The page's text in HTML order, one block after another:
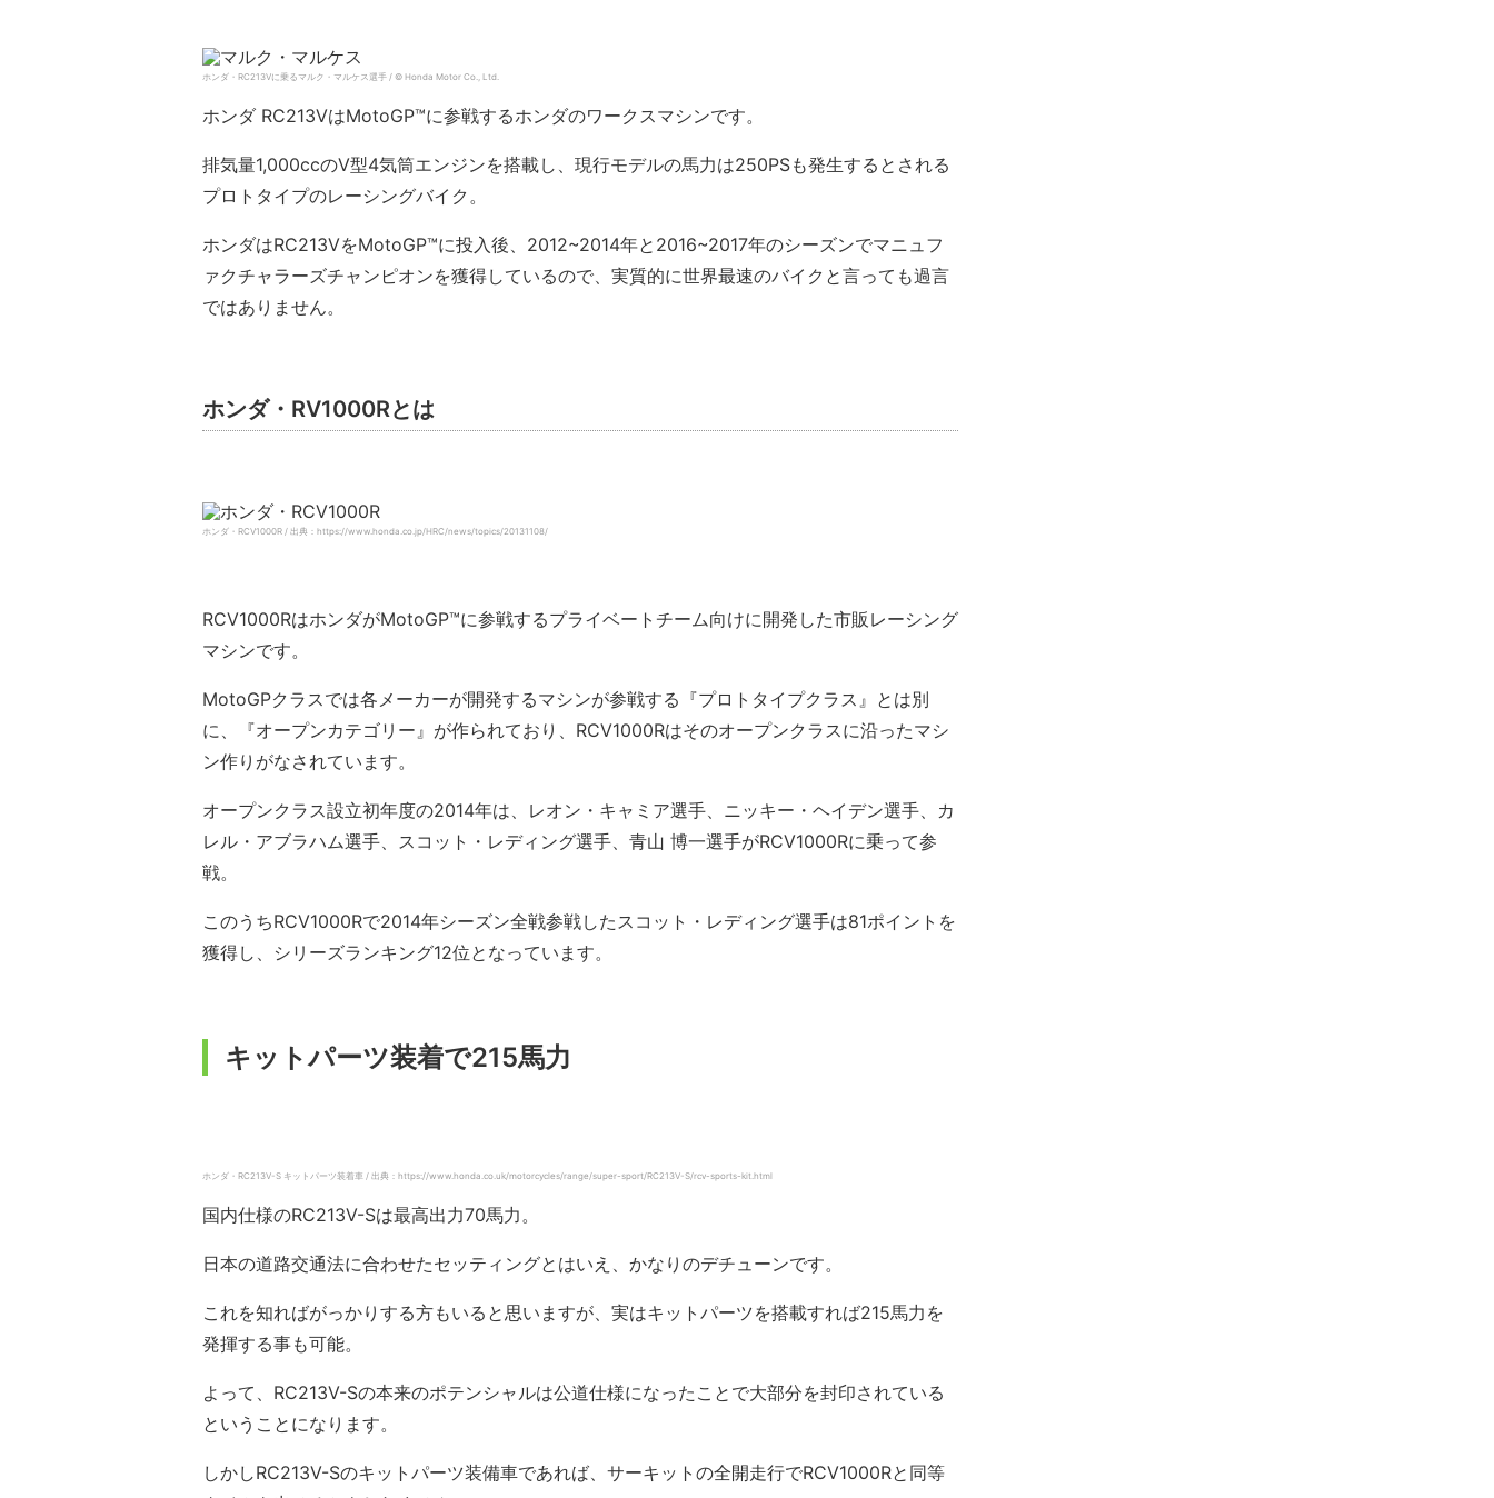
ホンダ・RC213Vに乗るマルク・マルケス選手 / © Honda Motor Co., Ltd.
ホンダ RC213VはMotoGP™に参戦するホンダのワークスマシンです。
排気量1,000ccのV型4気筒エンジンを搭載し、現行モデルの馬力は250PSも発生するとされる
プロトタイプのレーシングバイク。
ホンダはRC213VをMotoGP™に投入後、2012~2014年と2016~2017年のシーズンでマニュフ
ァクチャラーズチャンピオンを獲得しているので、実質的に世界最速のバイクと言っても過言
ではありません。
ホンダ・RV1000Rとは
ホンダ・RCV1000R / 出典：https://www.honda.co.jp/HRC/news/topics/20131108/
RCV1000RはホンダがMotoGP™に参戦するプライベートチーム向けに開発した市販レーシング
マシンです。
MotoGPクラスでは各メーカーが開発するマシンが参戦する『プロトタイプクラス』とは別
に、『オープンカテゴリー』が作られており、RCV1000Rはそのオープンクラスに沿ったマシ
ン作りがなされています。
オープンクラス設立初年度の2014年は、レオン・キャミア選手、ニッキー・ヘイデン選手、カ
レル・アブラハム選手、スコット・レディング選手、青山 博一選手がRCV1000Rに乗って参
戦。
このうちRCV1000Rで2014年シーズン全戦参戦したスコット・レディング選手は81ポイントを
獲得し、シリーズランキング12位となっています。
キットパーツ装着で215馬力
ホンダ・RC213V-S キットパーツ装着車 / 出典：https://www.honda.co.uk/motorcycles/range/super-sport/RC213V-S/rcv-sports-kit.html
国内仕様のRC213V-Sは最高出力70馬力。
日本の道路交通法に合わせたセッティングとはいえ、かなりのデチューンです。
これを知ればがっかりする方もいると思いますが、実はキットパーツを搭載すれば215馬力を
発揮する事も可能。
よって、RC213V-Sの本来のポテンシャルは公道仕様になったことで大部分を封印されている
ということになります。
しかしRC213V-Sのキットパーツ装備車であれば、サーキットの全開走行でRCV1000Rと同等